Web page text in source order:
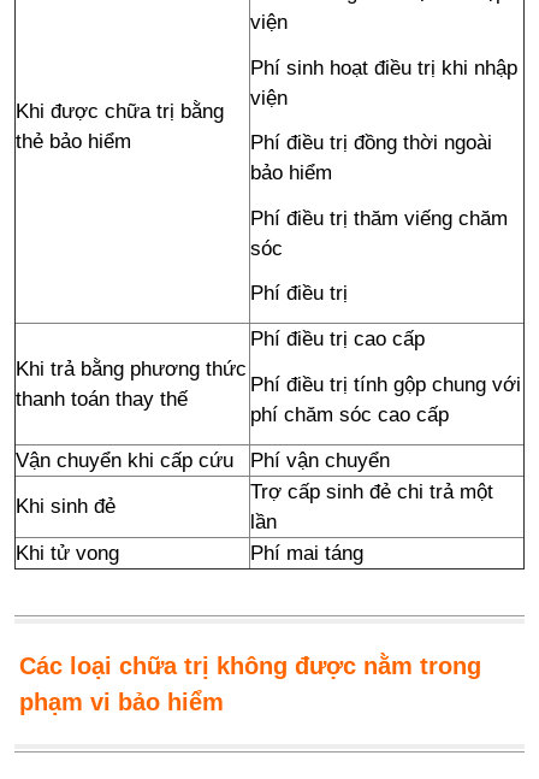
Khi được chữa trị bằng
thẻ bảo hiểm
viện
Phí sinh hoạt điều trị khi nhập
viện
Phí điều trị đồng thời ngoài
bảo hiểm
Phí điều trị thăm viếng chăm
sóc
Phí điều trị
Khi trả bằng phương thức
thanh toán thay thế
Phí điều trị cao cấp
Phí điều trị tính gộp chung với
phí chăm sóc cao cấp
Vận chuyển khi cấp cứu
Phí vận chuyển
Khi sinh đẻ
Trợ cấp sinh đẻ chi trả một
lần
Khi tử vong
Phí mai táng
Các loại chữa trị không được nằm trong
phạm vi bảo hiểm